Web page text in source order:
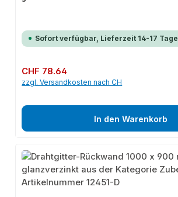
Sofort verfügbar, Lieferzeit 14-17 Tage
Regulärer Preis:
CHF 78.64
zzgl. Versandkosten nach CH
In den Warenkorb